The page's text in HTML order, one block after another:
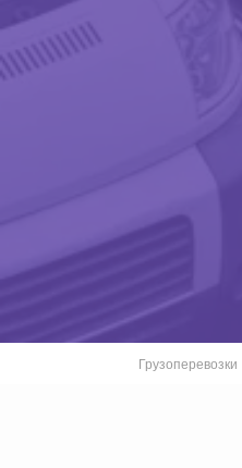
Грузоперевозки